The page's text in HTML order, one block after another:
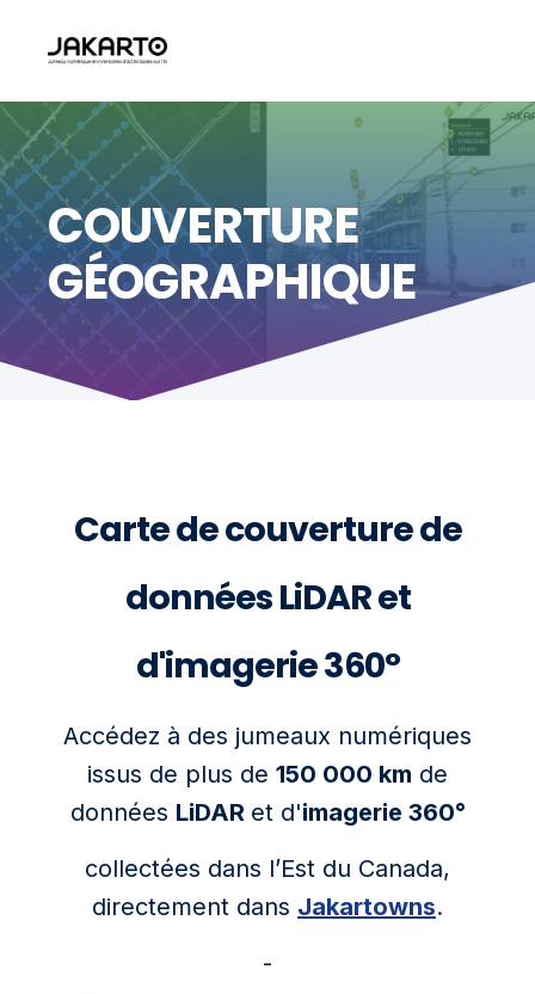
COUVERTURE
GÉOGRAPHIQUE
Carte de couverture de
données LiDAR et
d'imagerie 360°
Accédez à des jumeaux numériques
issus de plus de 150 000 km de
données LiDAR et d'imagerie 360°
collectées dans l’Est du Canada,
directement dans Jakartowns.
-